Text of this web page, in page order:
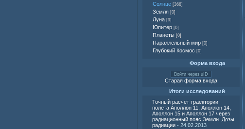
Солнце [368]
Земля [0]
Луна [9]
Юпитер [0]
Планеты [0]
Параллельный мир [0]
Глубокий Космос [0]
Форма входа
Войти через uID
Старая форма входа
Итоги исследований
Точный расчет траектории
полета Аполлон 11, Аполлон 14,
Аполлон 15 и Аполлон 17 через
радиационный пояс Земли. Дозы
радиации - 24.02.2013